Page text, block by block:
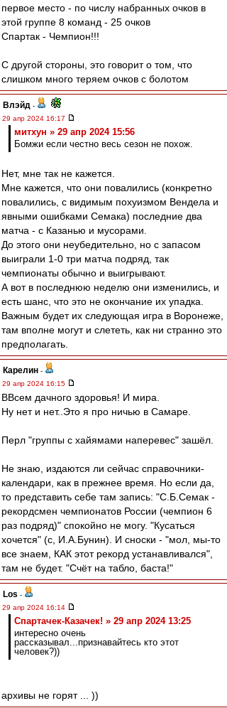
первое место - по числу набранных очков в
этой группе 8 команд - 25 очков
Спартак - Чемпион!!!
С другой стороны, это говорит о том, что
слишком много теряем очков с болотом
Влэйд -
29 апр 2024 16:17
митхун » 29 апр 2024 15:56
Бомжи если честно весь сезон не похож.
Нет, мне так не кажется.
Мне кажется, что они повалились (конкретно
повалились, с видимым похуизмом Вендела и
явными ошибками Семака) последние два
матча - с Казанью и мусорами.
До этого они неубедительно, но с запасом
выиграли 1-0 три матча подряд, так
чемпионаты обычно и выигрывают.
А вот в последнюю неделю они изменились, и
есть шанс, что это не окончание их упадка.
Важным будет их следующая игра в Воронеже,
там вполне могут и слететь, как ни странно это
предполагать.
Карелин -
29 апр 2024 16:15
ВВсем дачного здоровья! И мира.
Ну нет и нет..Это я про ничью в Самаре.
Перл "группы с хайямами наперевес" зашёл.
Не знаю, издаются ли сейчас справочники-
календари, как в прежнее время. Но если да,
то представить себе там запись: "С.Б.Семак -
рекордсмен чемпионатов России (чемпион 6
раз подряд)" спокойно не могу. "Кусаться
хочется" (с, И.А.Бунин). И сноски - "мол, мы-то
все знаем, КАК этот рекорд устанавливался",
там не будет. "Счёт на табло, баста!"
Los -
29 апр 2024 16:14
Спартачек-Казачек! » 29 апр 2024 13:25
интересно очень
рассказывал...признавайтесь кто этот
человек?))
архивы не горят ... ))